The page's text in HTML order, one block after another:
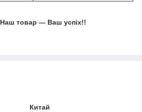
Наш товар — Ваш успіх!!
Китай